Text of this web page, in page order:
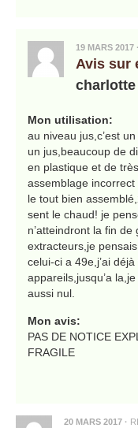
19 MARS 2017 ·
Avis sur
charlotte
Mon utilisation:
au niveau jus,c’est
un jus,beaucoup de
en plastique et de
assemblage
le tout bien
sent le chaud! je
n’atteindront la fin
extracteurs,je
celui-ci a 49e,j’ai
appareils,jusqu’a
aussi nul.
Mon avis:
PAS DE NOTICE
FRAGILE
20 MARS 2017 ·